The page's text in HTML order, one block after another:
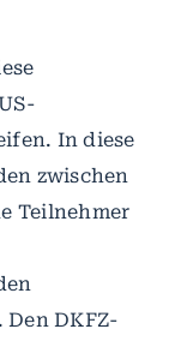
In diese
zwischen
Teilnehmer
DKFZ-